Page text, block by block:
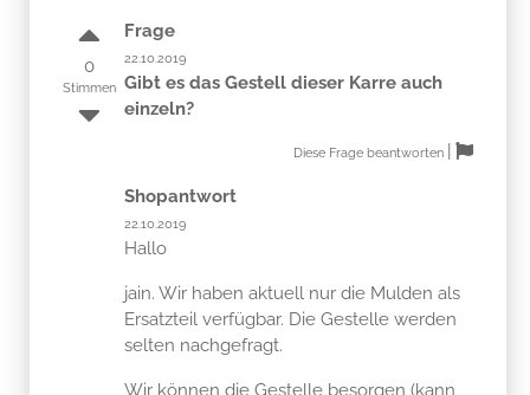
0
Stimmen
Frage
22.10.2019
Gibt es das Gestell dieser Karre auch
einzeln?
Diese Frage beantworten
Shopantwort
22.10.2019
Hallo
jain. Wir haben aktuell nur die Mulden als
Ersatzteil verfügbar. Die Gestelle werden
selten nachgefragt.
Wir können die Gestelle besorgen (kann